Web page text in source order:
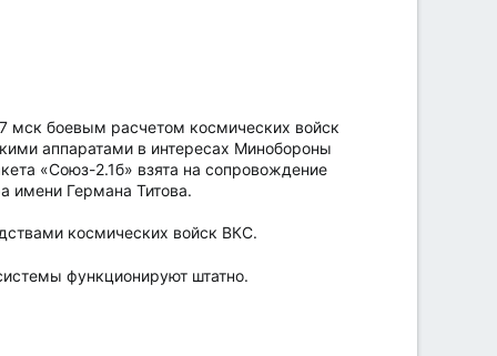
мск боевым расчетом космических войск
аппаратами в интересах Минобороны
«Союз-2.1б» взята на сопровождение
имени Германа Титова.
космических войск ВКС.
функционируют штатно.